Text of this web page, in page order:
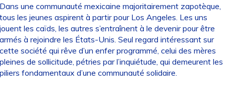
une communauté mexicaine majoritairement zapotèque,
les jeunes aspirent à partir pour Los Angeles. Les uns
les caïds, les autres s’entraînent à le devenir pour être
à rejoindre les États-Unis. Seul regard intéressant sur
société qui rêve d’un enfer programmé, celui des mères
de sollicitude, pétries par l’inquiétude, qui demeurent les
fondamentaux d’une communauté solidaire.